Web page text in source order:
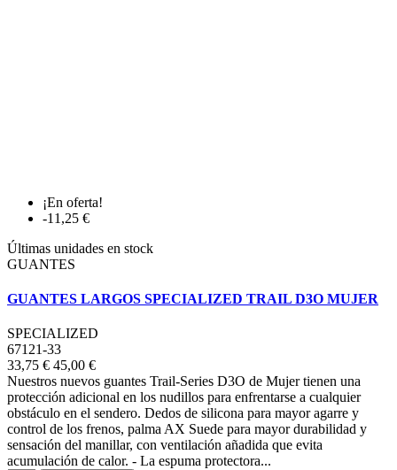
¡En oferta!
-11,25 €
Últimas unidades en stock
GUANTES
GUANTES LARGOS SPECIALIZED TRAIL D3O MUJER
SPECIALIZED
67121-33
33,75 € 45,00 €
Nuestros nuevos guantes Trail-Series D3O de Mujer tienen una
protección adicional en los nudillos para enfrentarse a cualquier
obstáculo en el sendero. Dedos de silicona para mayor agarre y
control de los frenos, palma AX Suede para mayor durabilidad y
sensación del manillar, con ventilación añadida que evita
acumulación de calor. - La espuma protectora...